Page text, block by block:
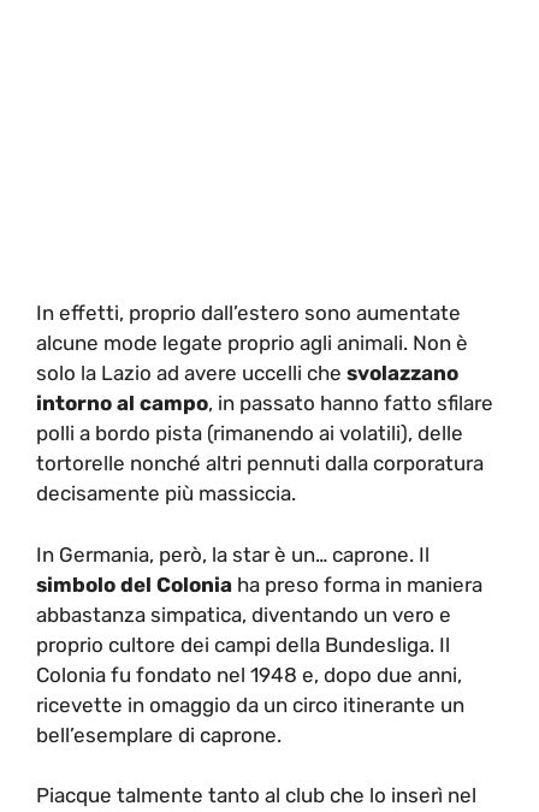
In effetti, proprio dall’estero sono aumentate
alcune mode legate proprio agli animali. Non è
solo la Lazio ad avere uccelli che svolazzano
intorno al campo, in passato hanno fatto sfilare
polli a bordo pista (rimanendo ai volatili), delle
tortorelle nonché altri pennuti dalla corporatura
decisamente più massiccia.
In Germania, però, la star è un… caprone. Il
simbolo del Colonia ha preso forma in maniera
abbastanza simpatica, diventando un vero e
proprio cultore dei campi della Bundesliga. Il
Colonia fu fondato nel 1948 e, dopo due anni,
ricevette in omaggio da un circo itinerante un
bell’esemplare di caprone.
Piacque talmente tanto al club che lo inserì nel